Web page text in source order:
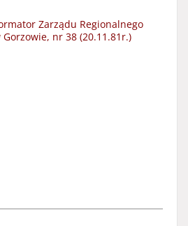
Zarządu Regionalnego
nr 38 (20.11.81r.)